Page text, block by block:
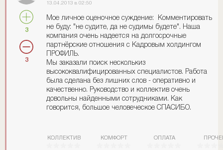
3
3
13.04.2013 в 02:50
Мое личное оценочное суждение: Комментировать
не буду: "не судите, да не судимы будете". Наша
компания очень надеется на долгосрочные
партнёрские отношения с Кадровым холдингом
ПРОФИЛЬ.
Мы заказали поиск несколькиз
высококвалифицированных специалистов. Работа
была сделана без лишних слов - оперативно и
качественно. Руководство и коллектив очень
довольны найденными сотрудниками. Как
говорится, большое человеческое СПАСИБО.
КОЛЛЕКТИВ КОМФОРТ ОПЛАТА